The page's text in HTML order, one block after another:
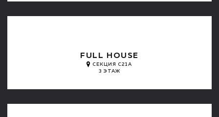
FULL HOUSE
СЕКЦИЯ C21A
3 ЭТАЖ